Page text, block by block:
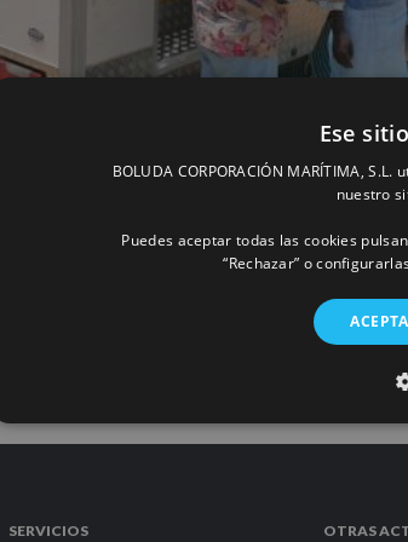
financia parte de la
en 2015
SERVICIOS OTRAS
Ese
BOLUDA CORPORACIÓN MARÍTIMA,
nuestro
Puedes aceptar todas las cookies
“Rechazar” o